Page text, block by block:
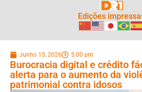
Edições
Junho 15, 2026 5:00 pm
Burocracia digital e crédito
alerta para o aumento da
patrimonial contra idosos